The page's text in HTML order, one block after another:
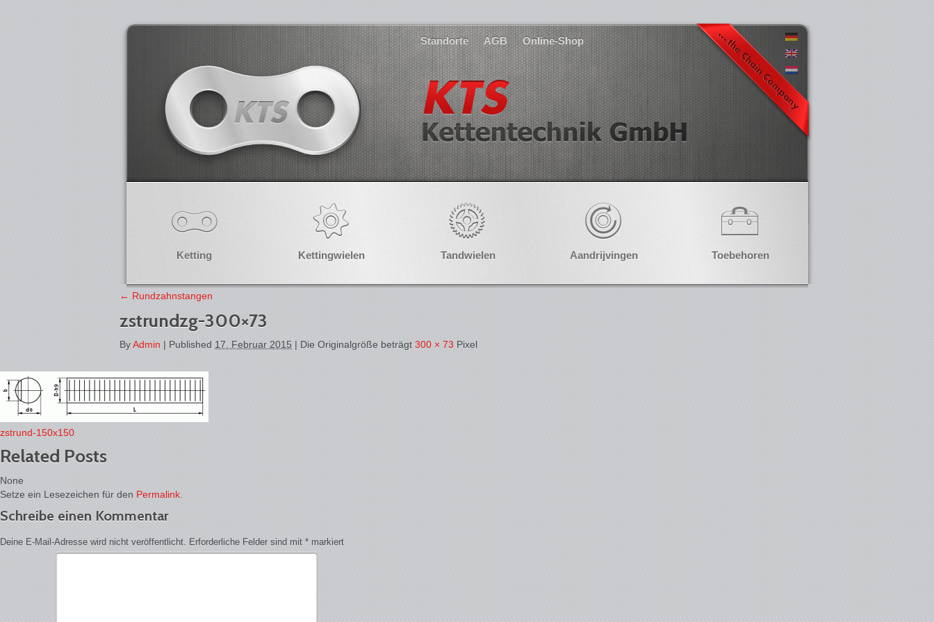
Standorte AGB Online-Shop
Ketting Kettingwielen Tandwielen Aandrijvingen Toebehoren
← Rundzahnstangen
zstrundzg-300×73
ByAdmin | Published 17. Februar 2015 | Die Originalgröße beträgt 300 × 73 Pixel
zstrund-150x150
Related Posts
None
Setze ein Lesezeichen für den Permalink
Schreibe einen Kommentar
Deine E-Mail-Adresse wird nicht veröffentlicht. Erforderliche Felder sind mit * markiert